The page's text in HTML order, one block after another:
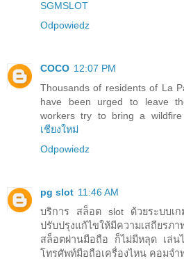
SGMSLOT
Odpowiedz
COCO 12:07 PM
Thousands of residents of La
have been urged to leave
workers try to bring a
เชียงใหม่
Odpowiedz
pg slot 11:46 AM
บริการ สล็อต slot ด้วยระบบเก
ปรับปรุงแก้ไขให้มีความเสถียรภ
สล็อตผ่านมือถือ ก็ไม่มีหลุด เล่น
โทรศัพท์มือถือเครื่องไหน คอมจำ